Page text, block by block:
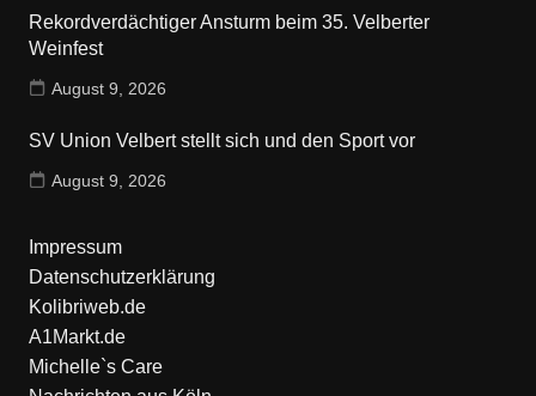
Rekordverdächtiger Ansturm beim 35. Velberter
Weinfest
August 9, 2026
SV Union Velbert stellt sich und den Sport vor
August 9, 2026
Impressum
Datenschutzerklärung
Kolibriweb.de
A1Markt.de
Michelle`s Care